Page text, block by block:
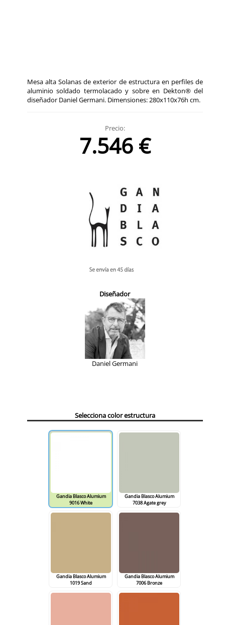
Mesa alta Solanas de exterior de estructura en perfiles de
aluminio soldado termolacado y sobre en Dekton® del
diseñador Daniel Germani. Dimensiones: 280x110x76h cm.
Precio:
7.546 €
Diseñador
Daniel Germani
Selecciona color estructura
Gandia Blasco Alumium
9016 White
Gandia Blasco Alumium
7038 Agate grey
Gandia Blasco Alumium
1019 Sand
Gandia Blasco Alumium
7006 Bronze